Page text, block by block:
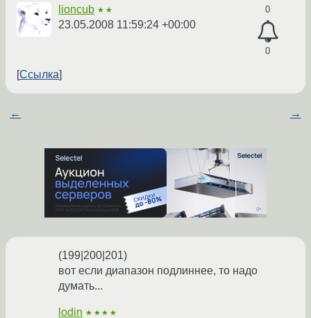
0
0
lioncub ★★
23.05.2008 11:59:24 +00:00
Ссылка
← →
(199|200|201)
вот если диапазон подлиннее, то надо
думать...
lodin ★★★★